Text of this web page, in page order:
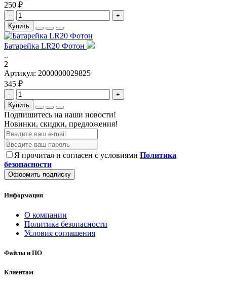
250 ₽
-
+
Купить
Батарейка LR20 Фотон
..
2
Артикул: 2000000029825
345 ₽
-
+
Купить
Подпишитесь на наши новости!
Новинки, скидки, предложения!
Я прочитал и согласен с условиями Политика
безопасности
Оформить подписку
Информация
О компании
Политика безопасности
Условия соглашения
Файлы и ПО
Клиентам